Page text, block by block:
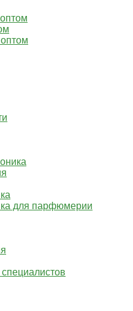
для парфюмерии